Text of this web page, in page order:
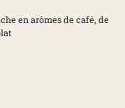
en arômes de café, de